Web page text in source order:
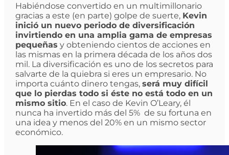
Habiéndose convertido en un multimillonario
gracias a este (en parte) golpe de suerte, Kevin
inició un nuevo periodo de diversificación
invirtiendo en una amplia gama de empresas
pequeñas y obteniendo cientos de acciones en
las mismas en la primera década de los años dos
mil. La diversificación es uno de los secretos para
salvarte de la quiebra si eres un empresario. No
importa cuánto dinero tengas, será muy difícil
que lo pierdas todo si éste no está todo en un
mismo sitio. En el caso de Kevin O’Leary, él
nunca ha invertido más del 5% de su fortuna en
una idea y menos del 20% en un mismo sector
económico.